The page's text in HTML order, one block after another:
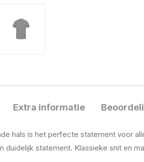
Extra informatie
hals is het perfecte statement voor
duidelijk statement. Klassieke snit en